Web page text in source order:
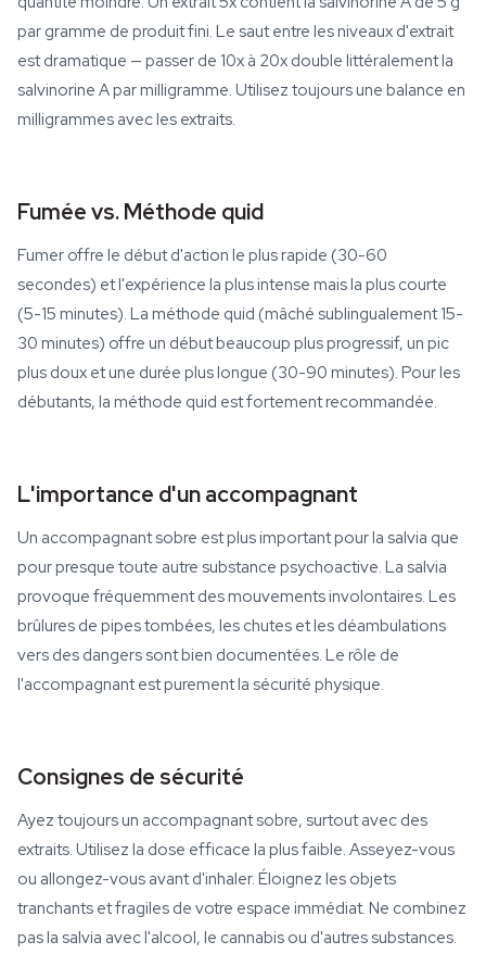
par gramme de produit fini. Le saut entre les niveaux d'extrait
est dramatique — passer de 10x à 20x double littéralement la
salvinorine A par milligramme. Utilisez toujours une balance en
milligrammes avec les extraits.
Fumée vs. Méthode quid
Fumer offre le début d'action le plus rapide (30-60
secondes) et l'expérience la plus intense mais la plus courte
(5-15 minutes). La méthode quid (mâché sublingualement 15-
30 minutes) offre un début beaucoup plus progressif, un pic
plus doux et une durée plus longue (30-90 minutes). Pour les
débutants, la méthode quid est fortement recommandée.
L'importance d'un accompagnant
Un accompagnant sobre est plus important pour la salvia que
pour presque toute autre substance psychoactive. La salvia
provoque fréquemment des mouvements involontaires. Les
brûlures de pipes tombées, les chutes et les déambulations
vers des dangers sont bien documentées. Le rôle de
l'accompagnant est purement la sécurité physique.
Consignes de sécurité
Ayez toujours un accompagnant sobre, surtout avec des
extraits. Utilisez la dose efficace la plus faible. Asseyez-vous
ou allongez-vous avant d'inhaler. Éloignez les objets
tranchants et fragiles de votre espace immédiat. Ne combinez
pas la salvia avec l'alcool, le cannabis ou d'autres substances.